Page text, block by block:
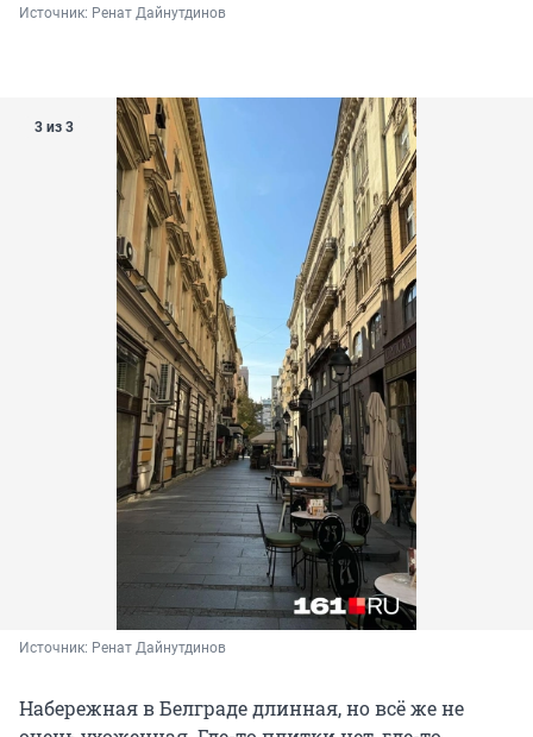
Источник: Ренат Дайнутдинов
3 из 3
Источник: Ренат Дайнутдинов
Набережная в Белграде длинная, но всё же не